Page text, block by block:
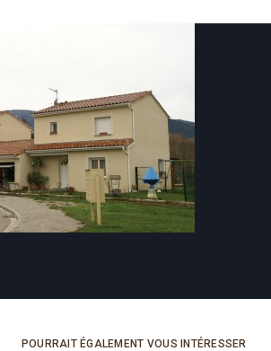
POURRAIT ÉGALEMENT VOUS INTÉRESSER